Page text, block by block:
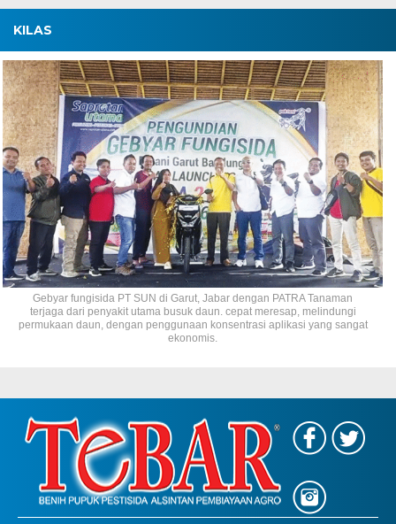
KILAS
Gebyar fungisida PT SUN di Garut, Jabar dengan PATRA Tanaman
terjaga dari penyakit utama busuk daun. cepat meresap, melindungi
permukaan daun, dengan penggunaan konsentrasi aplikasi yang sangat
ekonomis.